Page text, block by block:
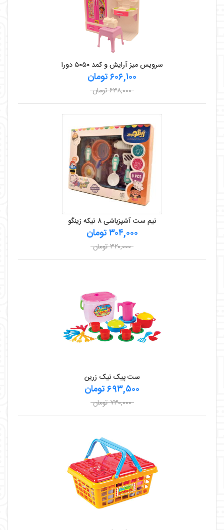
سرویس میز آرایش و کمد ۵۰۵۰ دورا
۶۰۶,۱۰۰ تومان
۶۳۸,۰۰۰ تومان
نیم ست آشپزباشی ۸ تیکه زینگو
۳۰۴,۰۰۰ تومان
۳۲۰,۰۰۰ تومان
ست پیک نیک زرین
۶۹۳,۵۰۰ تومان
۷۳۰,۰۰۰ تومان